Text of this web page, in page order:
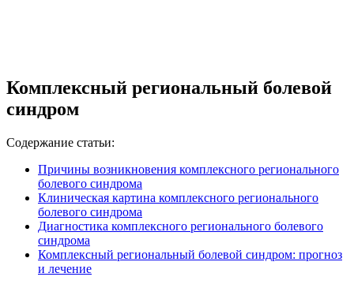
Комплексный региональный болевой
синдром
Содержание статьи:
Причины возникновения комплексного регионального
болевого синдрома
Клиническая картина комплексного регионального
болевого синдрома
Диагностика комплексного регионального болевого
синдрома
Комплексный региональный болевой синдром: прогноз
и лечение